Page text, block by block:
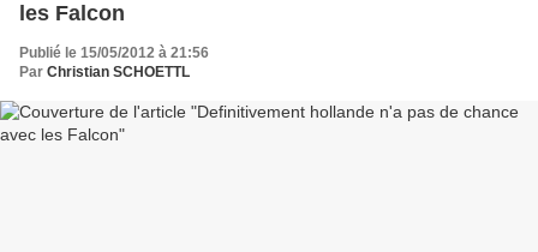
les Falcon
Publié le 15/05/2012 à 21:56
Par Christian SCHOETTL